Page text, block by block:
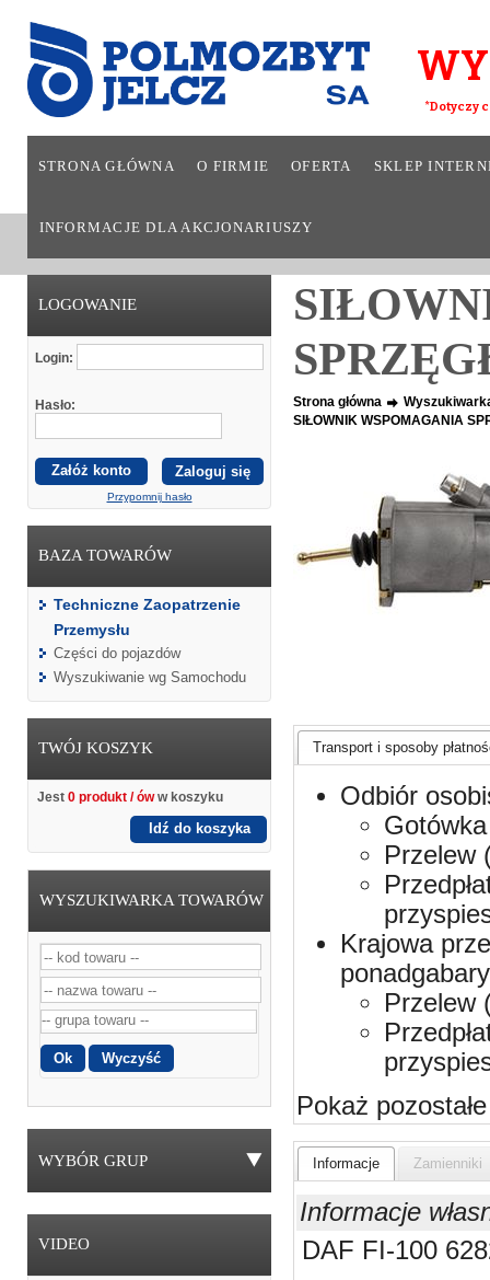
*Dotyczy
STRONA GŁÓWNA O FIRMIE OFERTA SKLEP
INFORMACJE DLA AKCJONARIUSZY
LOGOWANIE
Login:
Hasło:
Załóż konto
Przypomnij hasło
BAZA TOWARÓW
Techniczne Zaopatrzenie
Przemysłu
Części do pojazdów
Wyszukiwanie wg Samochodu
TWÓJ KOSZYK
Jest 0 produkt / óww koszyku
Idź do koszyka
WYSZUKIWARKA TOWARÓW
WYBÓR GRUP
VIDEO
Strona główna
SIŁOWNIK WSPOMAGANIA
Transport i sposoby
Odbiór
Przelew
Krajowa
Przelew
Pokaż pozostałe
Informacje Zamienniki
Informacje
DAF FI-100